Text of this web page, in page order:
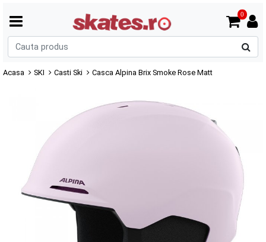
0
Acasa SKI Casti Ski Casca Alpina Brix Smoke Rose Matt